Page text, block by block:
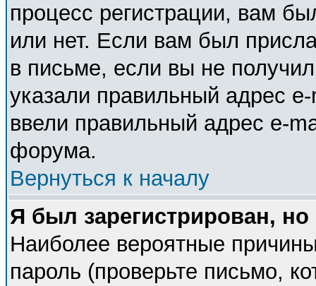
процесс регистрации, вам
или нет. Если вам был
в письме, если вы не
указали правильный адрес
ввели правильный адрес e-
форума.
Вернуться к началу
Я был зарегистрирован,
Наиболее вероятные
пароль (проверьте письмо,